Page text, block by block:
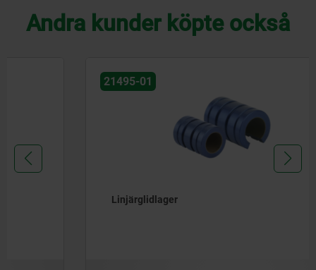
Andra kunder köpte också